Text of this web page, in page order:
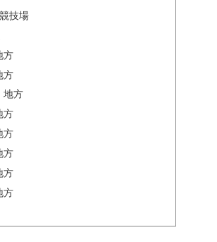
技場
方
方
地方
方
方
方
方
方